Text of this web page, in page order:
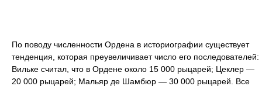
По поводу численности Ордена в историографии существует
тенденция, которая преувеличивает число его последователей:
Вильке считал, что в Ордене около 15 000 рыцарей; Цеклер —
20 000 рыцарей; Мальяр де Шамбюр — 30 000 рыцарей. Все